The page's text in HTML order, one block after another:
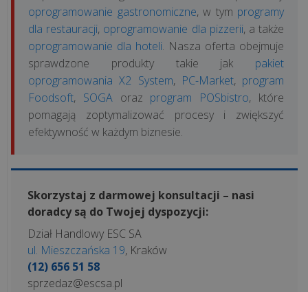
oprogramowanie gastronomiczne, w tym programy
dla restauracji, oprogramowanie dla pizzerii, a także
oprogramowanie dla hoteli. Nasza oferta obejmuje
sprawdzone produkty takie jak pakiet
oprogramowania X2 System, PC-Market, program
Foodsoft, SOGAoraz program POSbistro, które
pomagają zoptymalizować procesy i zwiększyć
efektywność w każdym biznesie.
Skorzystaj z darmowej konsultacji – nasi
doradcy są do Twojej dyspozycji:
Dział Handlowy ESC SA
ul. Mieszczańska 19, Kraków
(12) 656 51 58
sprzedaz@escsa.pl